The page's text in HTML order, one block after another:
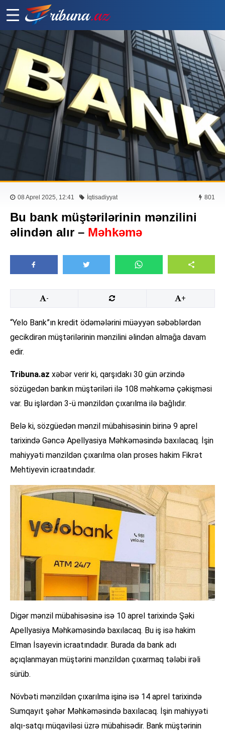
08 Aprel 2025, 12:41 İqtisadiyyat 801
Bu bank müştərilərinin mənzilini
əlindən alır – Məhkəmə
- +
“Yelo Bank”ın kredit ödəmələrini müəyyən səbəblərdən
gecikdirən müştərilərinin mənzilini əlindən almağa davam
edir.
Tribuna.az xəbər verir ki, qarşıdakı 30 gün ərzində
sözügedən bankın müştəriləri ilə 108 məhkəmə çəkişməsi
var. Bu işlərdən 3-ü mənzildən çıxarılma ilə bağlıdır.
Belə ki, sözgüedən mənzil mübahisəsinin birinə 9 aprel
tarixində Gəncə Apellyasiya Məhkəməsində baxılacaq. İşin
mahiyyəti mənzildən çıxarılma olan proses hakim Fikrət
Mehtiyevin icraatındadır.
Digər mənzil mübahisəsinə isə 10 aprel tarixində Şəki
Apellyasiya Məhkəməsində baxılacaq. Bu iş isə hakim
Elman İsayevin icraatındadır. Burada da bank adı
açıqlanmayan müştərini mənzildən çıxarmaq tələbi irəli
sürüb.
Növbəti mənzildən çıxarılma işinə isə 14 aprel tarixində
Sumqayıt şəhər Məhkəməsində baxılacaq. İşin mahiyyəti
alqı-satqı müqaviləsi üzrə mübahisədir. Bank müştərinin